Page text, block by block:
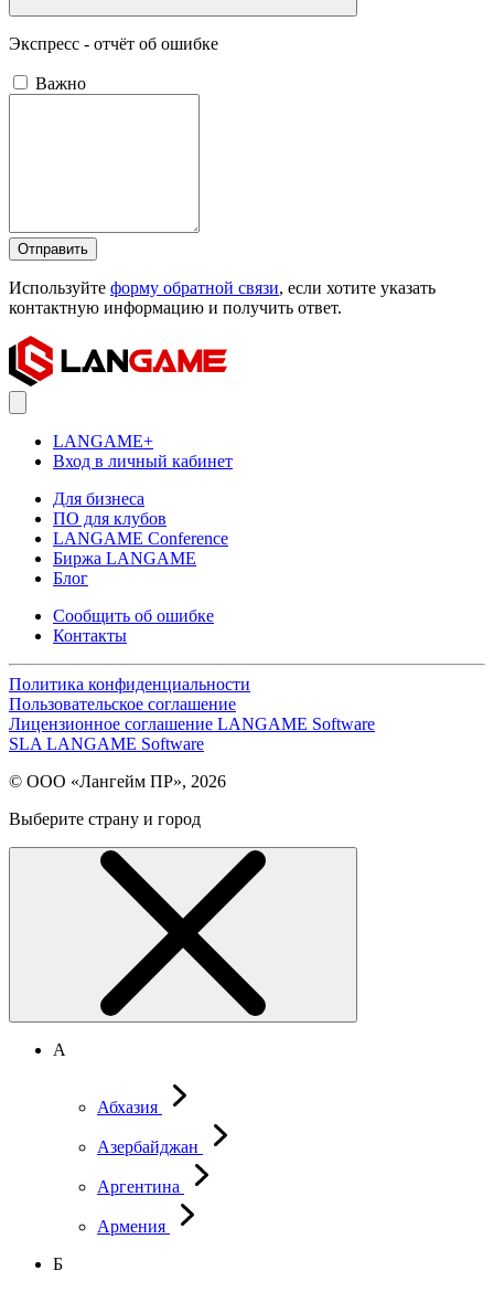
Экспресс - отчёт об ошибке
Важно
Отправить
Используйте форму обратной связи, если хотите указать
контактную информацию и получить ответ.
LANGAME+
Вход в личный кабинет
Для бизнеса
ПО для клубов
LANGAME Conference
Биржа LANGAME
Блог
Сообщить об ошибке
Контакты
Политика конфиденциальности
Пользовательское соглашение
Лицензионное соглашение LANGAME Software
SLA LANGAME Software
© ООО «Лангейм ПР», 2026
Выберите страну и город
А
Абхазия
Азербайджан
Аргентина
Армения
Б